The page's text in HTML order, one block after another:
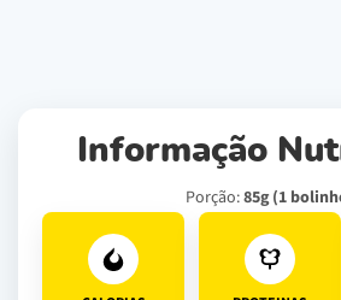
Informação
Porção:85g (1